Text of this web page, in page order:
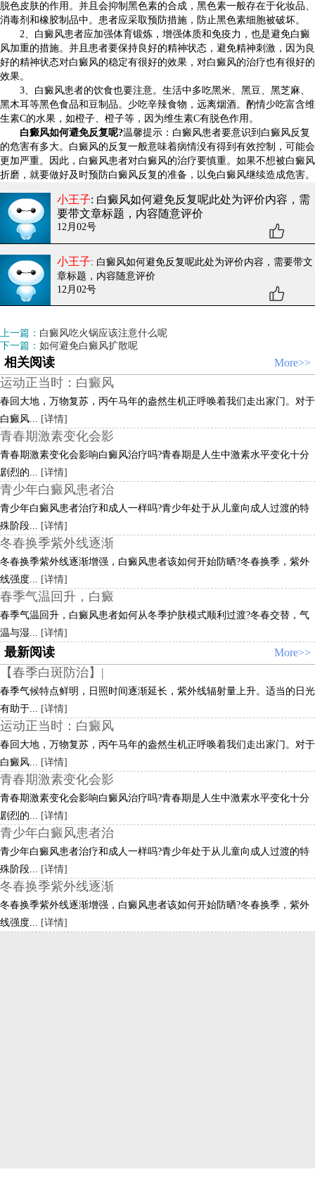
脱色皮肤的作用。并且会抑制黑色素的合成，黑色素一般存在于化妆品、
消毒剂和橡胶制品中。患者应采取预防措施，防止黑色素细胞被破坏。
2、白癜风患者应加强体育锻炼，增强体质和免疫力，也是避免白癜
风加重的措施。并且患者要保持良好的精神状态，避免精神刺激，因为良
好的精神状态对白癜风的稳定有很好的效果，对白癜风的治疗也有很好的
效果。
3、白癜风患者的饮食也要注意。生活中多吃黑米、黑豆、黑芝麻、
黑木耳等黑色食品和豆制品。少吃辛辣食物，远离烟酒。酌情少吃富含维
生素C的水果，如橙子、橙子等，因为维生素C有脱色作用。
白癜风如何避免反复呢?温馨提示：白癜风患者要意识到白癜风反复
的危害有多大。白癜风的反复一般意味着病情没有得到有效控制，可能会
更加严重。因此，白癜风患者对白癜风的治疗要慎重。如果不想被白癜风
折磨，就要做好及时预防白癜风反复的准备，以免白癜风继续造成危害。
小王子: 白癜风如何避免反复呢此处为评价内容，需
要带文章标题，内容随意评价
12月02号
小王子: 白癜风如何避免反复呢此处为评价内容，需要带文
章标题，内容随意评价
12月02号
上一篇： 白癜风吃火锅应该注意什么呢
下一篇： 如何避免白癜风扩散呢
相关阅读 More>>
运动正当时：白癜风
春回大地，万物复苏，丙午马年的盎然生机正呼唤着我们走出家门。对于
白癜风...
[详情]
青春期激素变化会影
青春期激素变化会影响白癜风治疗吗?青春期是人生中激素水平变化十分
剧烈的...
[详情]
青少年白癜风患者治
青少年白癜风患者治疗和成人一样吗?青少年处于从儿童向成人过渡的特
殊阶段...
[详情]
冬春换季紫外线逐渐
冬春换季紫外线逐渐增强，白癜风患者该如何开始防晒?冬春换季，紫外
线强度...
[详情]
春季气温回升，白癜
春季气温回升，白癜风患者如何从冬季护肤模式顺利过渡?冬春交替，气
温与湿...
[详情]
最新阅读 More>>
【春季白斑防治】|
春季气候特点鲜明，日照时间逐渐延长，紫外线辐射量上升。适当的日光
有助于...
[详情]
运动正当时：白癜风
春回大地，万物复苏，丙午马年的盎然生机正呼唤着我们走出家门。对于
白癜风...
[详情]
青春期激素变化会影
青春期激素变化会影响白癜风治疗吗?青春期是人生中激素水平变化十分
剧烈的...
[详情]
青少年白癜风患者治
青少年白癜风患者治疗和成人一样吗?青少年处于从儿童向成人过渡的特
殊阶段...
[详情]
冬春换季紫外线逐渐
冬春换季紫外线逐渐增强，白癜风患者该如何开始防晒?冬春换季，紫外
线强度...
[详情]